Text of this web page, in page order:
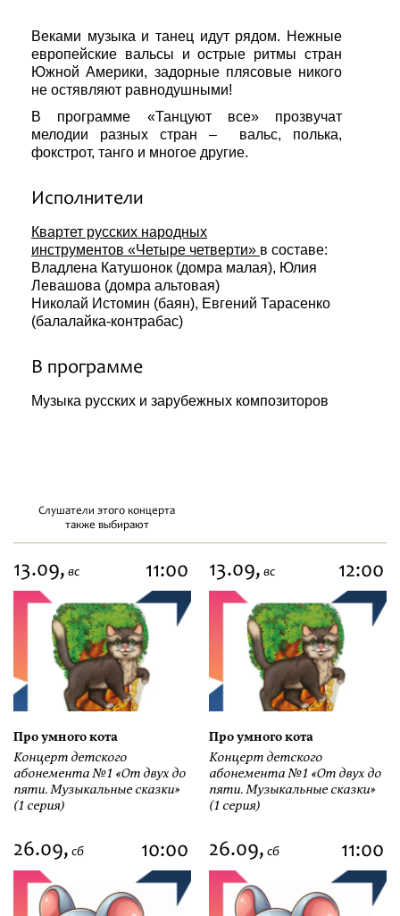
Веками музыка и танец идут рядом. Нежные
европейские вальсы и острые ритмы стран
Южной Америки, задорные плясовые никого
не остявляют равнодушными!
В программе «Танцуют все» прозвучат
мелодии разных стран – вальс, полька,
фокстрот, танго и многое другие.
Исполнители
Квартет русских народных
инструментов «Четыре четверти» в составе:
Владлена Катушонок (домра малая), Юлия
Левашова (домра альтовая)
Николай Истомин (баян), Евгений Тарасенко
(балалайка-контрабас)
В программе
Музыка русских и зарубежных композиторов
Слушатели этого концерта
также выбирают
13.09, вс 11:00
Про умного кота
Концерт детского
абонемента №1 «От двух до
пяти. Музыкальные сказки»
(1 серия)
13.09, вс 12:00
Про умного кота
Концерт детского
абонемента №1 «От двух до
пяти. Музыкальные сказки»
(1 серия)
26.09, сб 10:00 26.09, сб 11:00